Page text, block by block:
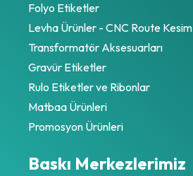
Folyo Etiketler
Levha Ürünler - CNC Route Kesim
Transformatör Aksesuarları
Gravür Etiketler
Rulo Etiketler ve Ribonlar
Matbaa Ürünleri
Promosyon Ürünleri
Baskı Merkezlerimiz